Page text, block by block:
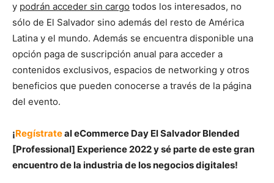
y podrán acceder sin cargo todos los interesados, no
sólo de El Salvador sino además del resto de América
Latina y el mundo. Además se encuentra disponible una
opción paga de suscripción anual para acceder a
contenidos exclusivos, espacios de networking y otros
beneficios que pueden conocerse a través de la página
del evento.
¡Regístrateal eCommerce Day El Salvador Blended
[Professional] Experience 2022 y sé parte de este gran
encuentro de la industria de los negocios digitales!